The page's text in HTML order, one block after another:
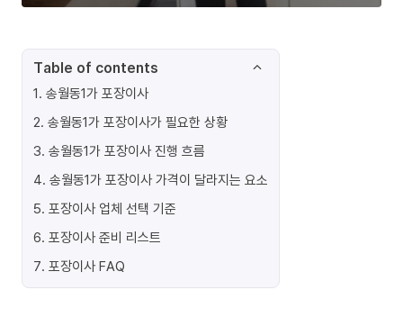
Table of contents
1. 송월동1가 포장이사
2. 송월동1가 포장이사가 필요한 상황
3. 송월동1가 포장이사 진행 흐름
4. 송월동1가 포장이사 가격이 달라지는 요소
5. 포장이사 업체 선택 기준
6. 포장이사 준비 리스트
7. 포장이사 FAQ